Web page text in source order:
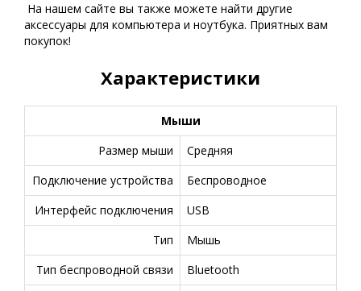
На нашем сайте вы также можете найти другие
аксессуары для компьютера и ноутбука. Приятных вам
покупок!
Характеристики
Мыши
Размер мыши
Средняя
Подключение устройства
Беспроводное
Интерфейс подключения
USB
Тип
Мышь
Тип беспроводной связи
Bluetooth